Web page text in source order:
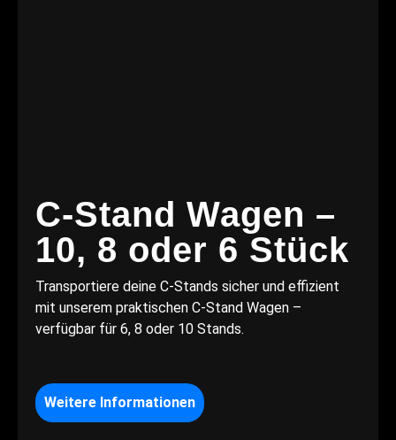
C-Stand Wagen –
10, 8 oder 6 Stück
Transportiere deine C-Stands sicher und effizient
mit unserem praktischen C-Stand Wagen –
verfügbar für 6, 8 oder 10 Stands.
Weitere Informationen